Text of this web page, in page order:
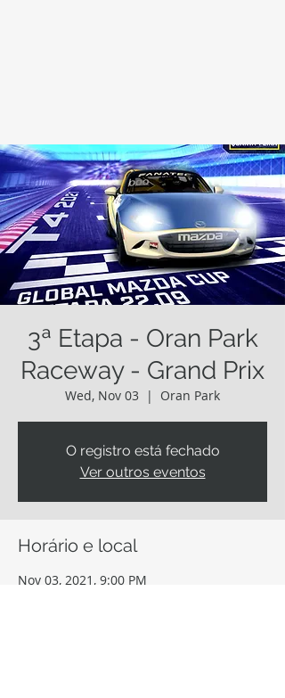
3ª Etapa - Oran Park
Raceway - Grand Prix
Wed, Nov 03
  |
Oran Park
O registro está fechado
Ver outros eventos
Horário e local
Nov 03, 2021, 9:00 PM